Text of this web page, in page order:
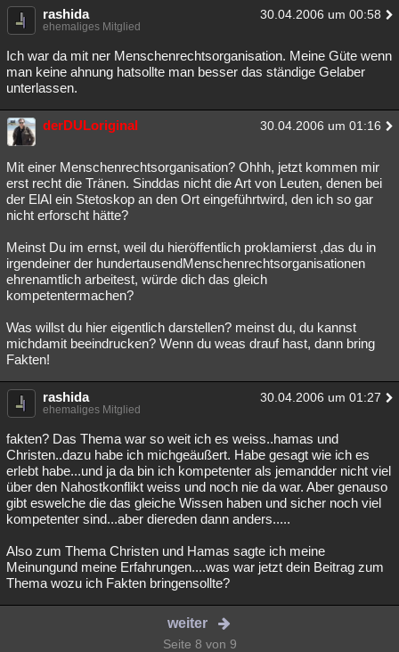
rashida 30.04.2006 um 00:58
ehemaliges Mitglied
Ich war da mit ner Menschenrechtsorganisation. Meine Güte wenn
man keine ahnung hatsollte man besser das ständige Gelaber
unterlassen.
derDULoriginal 30.04.2006 um 01:16
Mit einer Menschenrechtsorganisation? Ohhh, jetzt kommen mir
erst recht die Tränen. Sinddas nicht die Art von Leuten, denen bei
der ElAl ein Stetoskop an den Ort eingeführtwird, den ich so gar
nicht erforscht hätte?
Meinst Du im ernst, weil du hieröffentlich proklamierst ,das du in
irgendeiner der hundertausendMenschenrechtsorganisationen
ehrenamtlich arbeitest, würde dich das gleich
kompetentermachen?
Was willst du hier eigentlich darstellen? meinst du, du kannst
michdamit beeindrucken? Wenn du weas drauf hast, dann bring
Fakten!
rashida 30.04.2006 um 01:27
ehemaliges Mitglied
fakten? Das Thema war so weit ich es weiss..hamas und
Christen..dazu habe ich michgeäußert. Habe gesagt wie ich es
erlebt habe...und ja da bin ich kompetenter als jemandder nicht viel
über den Nahostkonflikt weiss und noch nie da war. Aber genauso
gibt eswelche die das gleiche Wissen haben und sicher noch viel
kompetenter sind...aber diereden dann anders.....
Also zum Thema Christen und Hamas sagte ich meine
Meinungund meine Erfahrungen....was war jetzt dein Beitrag zum
Thema wozu ich Fakten bringensollte?
weiter
Seite 8 von 9